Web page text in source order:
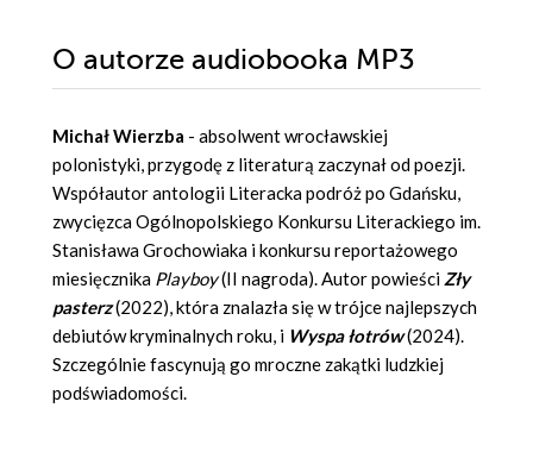
O autorze audiobooka MP3
Michał Wierzba - absolwent wrocławskiej
polonistyki, przygodę z literaturą zaczynał od poezji.
Współautor antologii Literacka podróż po Gdańsku,
zwycięzca Ogólnopolskiego Konkursu Literackiego im.
Stanisława Grochowiaka i konkursu reportażowego
miesięcznika Playboy(II nagroda). Autor powieści Zły
pasterz(2022), która znalazła się w trójce najlepszych
debiutów kryminalnych roku, i Wyspa łotrów(2024).
Szczególnie fascynują go mroczne zakątki ludzkiej
podświadomości.